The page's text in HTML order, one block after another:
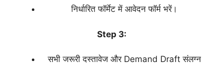
निर्धारित फॉर्मेट में आवेदन फॉर्म भरें।
Step 3:
सभी जरूरी दस्तावेज और Demand Draft संलग्न